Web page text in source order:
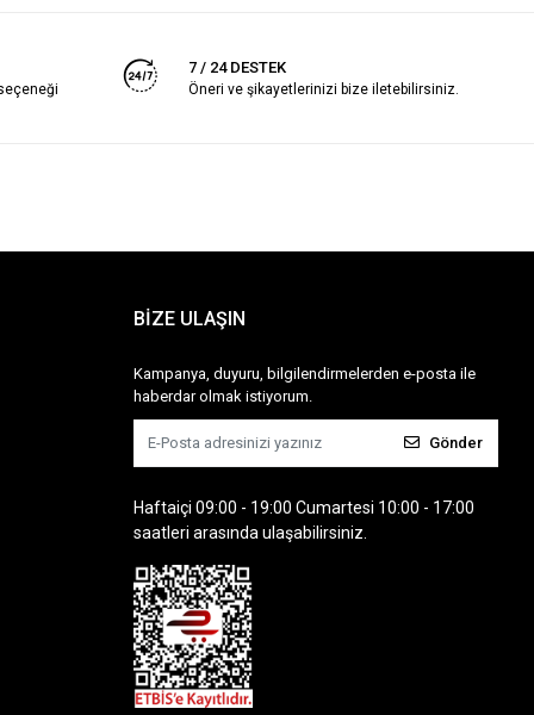
7 / 24 DESTEK
Öneri ve şikayetlerinizi bize iletebilirsiniz.
BİZE ULAŞIN
Kampanya, duyuru, bilgilendirmelerden e-posta ile
haberdar olmak istiyorum.
Gönder
Haftaiçi 09:00 - 19:00 Cumartesi 10:00 - 17:00
saatleri arasında ulaşabilirsiniz.